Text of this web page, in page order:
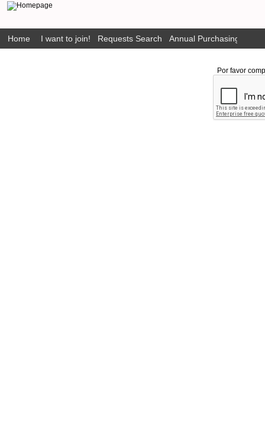
Home I want to join! Requests Search Annual Purchasing Plan
Por favor